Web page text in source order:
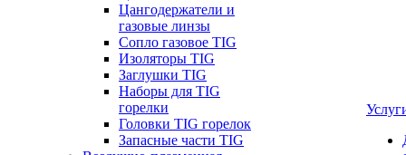
Цангодержатели и
газовые линзы
Сопло газовое TIG
Изоляторы TIG
Заглушки TIG
Наборы для TIG
горелки
Головки TIG горелок
Запасные части TIG